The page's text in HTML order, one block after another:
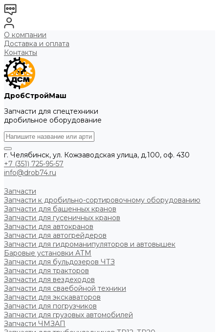
О компании
Доставка и оплата
Контакты
ДробСтройМаш
Запчасти для спецтехники
дробильное оборудование
г. Челябинск, ул. Кожзаводская улица, д.100, оф. 430
+7 (351) 725-95-57
info@drob74.ru
Запчасти
Запчасти к дробильно-сортировочному оборудованию
Запчасти для башенных кранов
Запчасти для гусеничных кранов
Запчасти для автокранов
Запчасти для автогрейдеров
Запчасти для гидроманипуляторов и автовышек
Баровые установки АТМ
Запчасти для бульдозеров ЧТЗ
Запчасти для тракторов
Запчасти для вездеходов
Запчасти для сваебойной техники
Запчасти для экскаваторов
Запчасти для погрузчиков
Запчасти для грузовых автомобилей
Запчасти ЧМЗАП